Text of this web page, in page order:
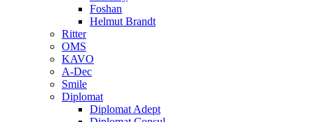
Foshan
Helmut Brandt
Ritter
OMS
KAVO
A-Dec
Smile
Diplomat
Diplomat Adept